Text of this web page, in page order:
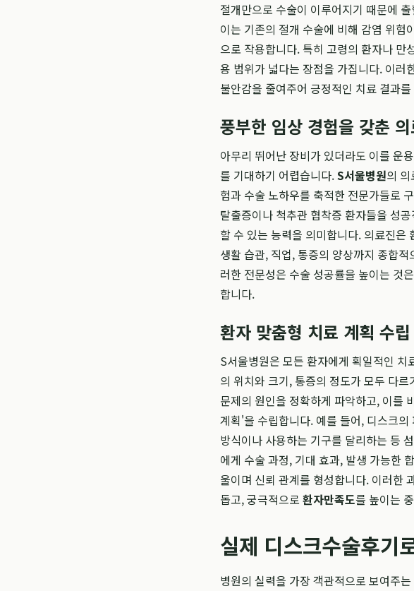
절개만으로 수술이 이루어지기 때문에
이는 기존의 절개 수술에 비해 감염 위험
으로 작용합니다. 특히 고령의 환자나 만
용 범위가 넓다는 장점을 가집니다. 이러
불안감을 줄여주어 긍정적인 치료 결과
풍부한 임상 경험을 갖춘
아무리 뛰어난 장비가 있더라도 이를 운
를 기대하기 어렵습니다.S서울병원의
험과 수술 노하우를 축적한 전문가들로
탈출증이나 척추관 협착증 환자들을 성
할 수 있는 능력을 의미합니다. 의료진은
생활 습관, 직업, 통증의 양상까지 종합
러한 전문성은 수술 성공률을 높이는 것
합니다.
환자 맞춤형 치료 계획 수립
S서울병원은 모든 환자에게 획일적인
의 위치와 크기, 통증의 정도가 모두 다
문제의 원인을 정확하게 파악하고, 이를
계획'을 수립합니다. 예를 들어, 디스크
방식이나 사용하는 기구를 달리하는 등
에게 수술 과정, 기대 효과, 발생 가능한
울이며 신뢰 관계를 형성합니다. 이러한
돕고, 궁극적으로 환자만족도를 높이는
실제 디스크수술후기
병원의 실력을 가장 객관적으로 보여주